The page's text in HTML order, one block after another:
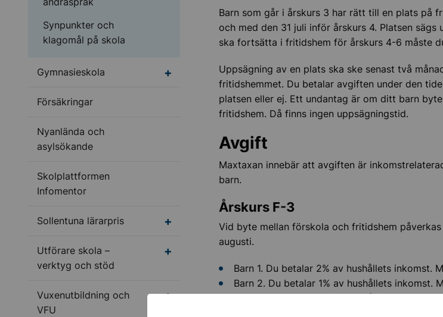
Synpunkter och
klagomål på skola
Gymnasieskola Undermeny för Gymnasieskola
Försäkringar
Nyanlända och
asylsökande
Skolplattformen
Infomentor
Sollentuna lärarpris Undermeny för Sollentuna lärarpris
Utförare skola –
verktyg och stöd
Undermeny för Utförare skola – verktyg och stöd
Vuxenutbildning och
VFU
Undermeny för Vuxenutbildning och VFU
Barn som går i årskurs 3 har rätt till en plats på
och med den 31 juli inför årskurs 4. Platsen sägs
ska fortsätta i fritidshem för årskurs 4-6 måste
Uppsägning av en plats ska ske senast två
fritidshemmet. Du betalar avgiften under den
platsen eller ej. Ett undantag är om ditt barn
fritidshem. Då finns ingen uppsägningstid.
Avgift
Maxtaxan innebär att avgiften är
barn.
Årskurs F-3
Vid byte mellan förskola och fritidshem
augusti.
Barn 1. Du betalar 2% av hushållets inkomst.
Barn 2. Du betalar 1% av hushållets inkomst.